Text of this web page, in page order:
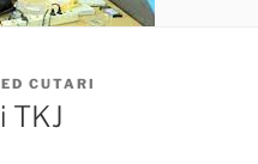
CUTARI
TKJ